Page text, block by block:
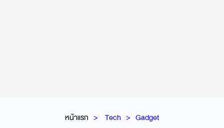
หน้าแรก Tech Gadget